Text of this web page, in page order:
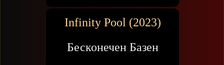
Infinity Pool (2023)
Бесконечен Базен